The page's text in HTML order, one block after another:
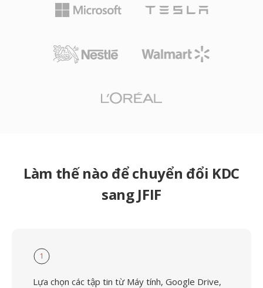
Làm thế nào để chuyển đổi KDC
sang JFIF
1
Lựa chọn các tập tin từ Máy tính, Google Drive,